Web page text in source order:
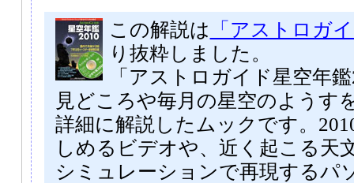
この解説は 「アストロガ
り抜粋しました。
「アストロガイド星空年
見どころや毎月の星空のようす
詳細に解説したムックです。
しめるビデオや、近く起こる天
シミュレーションで再現するパ